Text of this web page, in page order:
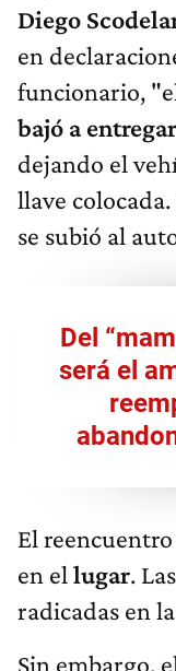
Diego
en
funcionario,
bajó a
dejando el
llave
se subió al
Del
será el
El
en el lugar.
radicadas en
Sin embargo,